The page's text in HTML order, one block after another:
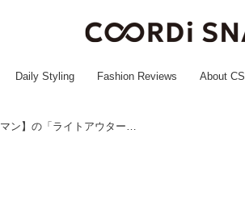
Daily Styling Fashion Reviews About CS
今のうちに準備しとこ！【ワークマン】の「ライトアウター」がこれから大活躍の予感♡